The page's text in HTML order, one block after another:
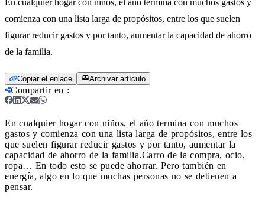
comienza con una lista larga de propósitos, entre los que suelen
figurar reducir gastos y por tanto, aumentar la capacidad de ahorro
de la familia.
Copiar el enlace Archivar artículo
Compartir en :
En cualquier hogar con niños, el año termina con muchos
gastos y comienza con una lista larga de propósitos, entre los
que suelen figurar reducir gastos y por tanto, aumentar la
capacidad de ahorro de la familia.Carro de la compra, ocio,
ropa… En todo esto se puede ahorrar. Pero también en
energía, algo en lo que muchas personas no se detienen a
pensar.